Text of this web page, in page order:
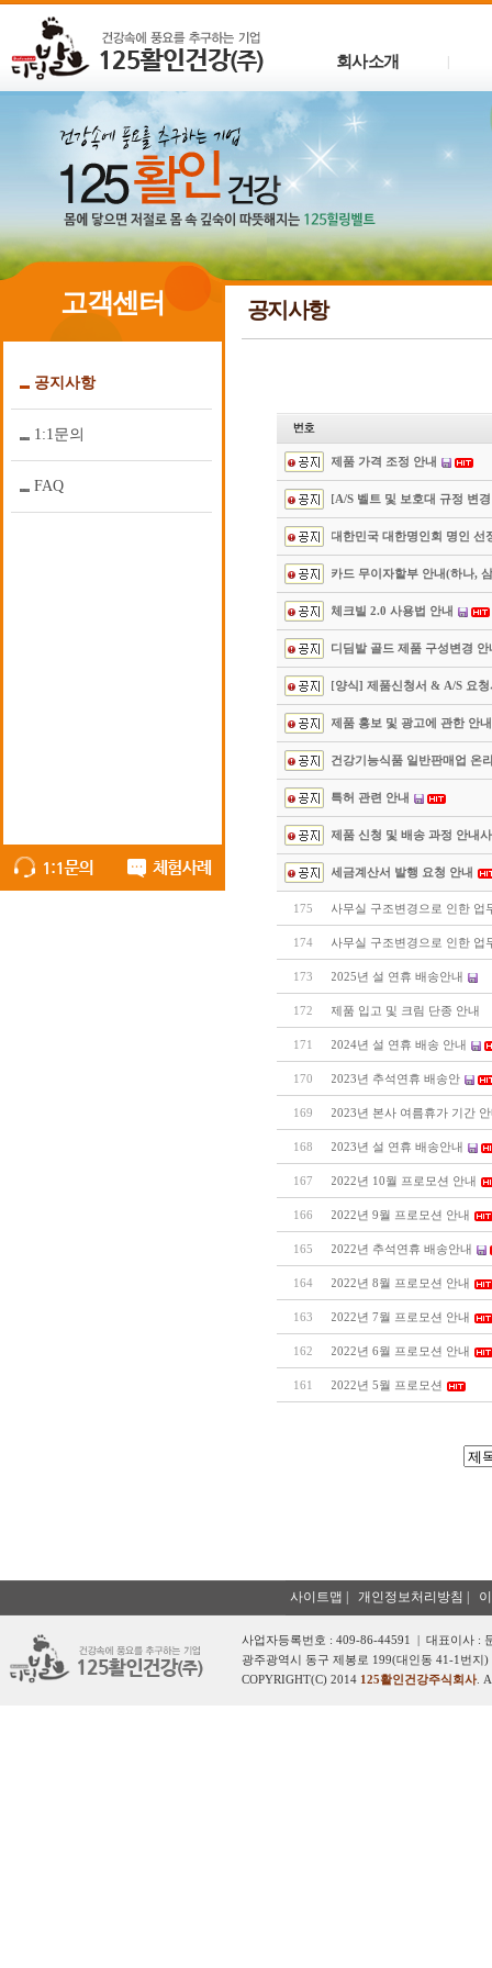
회사소개
고객센터
공지사항
1:1문의
FAQ
공지사항
제품 가격 조정 안내
[A/S 벨트 및 보호대 규정 변
대한민국 대한명인회 명인 선
카드 무이자할부 안내(하나,
체크빌 2.0 사용법 안내
디딤발 골드 제품 구성변경 안
[양식] 제품신청서 & A/S 요
제품 홍보 및 광고에 관한 안
건강기능식품 일반판매업 온
특허 관련 안내
제품 신청 및 배송 과정 안내
세금계산서 발행 요청 안내
175 사무실 구조변경으로 인한
174 사무실 구조변경으로 인한 업
173 2025년 설 연휴 배송안내
172 제품 입고 및 크림 단종 안내
171 2024년 설 연휴 배송 안내
170 2023년 추석연휴 배송안
169 2023년 본사 여름휴가 기간
168 2023년 설 연휴 배송안내
167 2022년 10월 프로모션 안내
166 2022년 9월 프로모션 안내
165 2022년 추석연휴 배송안내
164 2022년 8월 프로모션 안내
163 2022년 7월 프로모션 안내
162 2022년 6월 프로모션 안내
161 2022년 5월 프로모션
사이트맵 | 개인정보처리방침 |
사업자등록번호 : 409-86-44591 | 대표이사 :
광주광역시 동구 제봉로 199(대인동 41-1번지
COPYRIGHT(C) 2014 125활인건강주식회사.